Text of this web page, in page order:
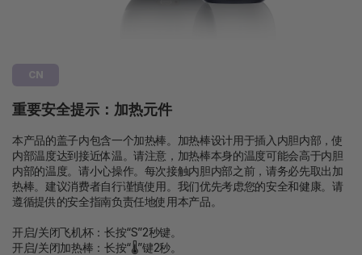
CN
重要安全提示：加热元件
本产品的盖子内包含一个加热棒。加热棒设计用于插入内胆内部，使
内部温度达到接近体温。请注意，加热棒本身的温度可能会高于内胆
内部的温度。请小心操作。每次接触内胆内部之前，请务必先取出加
热棒。建议消费者自行谨慎使用。我们优先考虑您的安全和健康。请
遵循提供的安全指南负责任地使用本产品。
开启/关闭飞机杯：长按“S”2秒键。
开启/关闭加热棒：长按“🌡”键2秒。